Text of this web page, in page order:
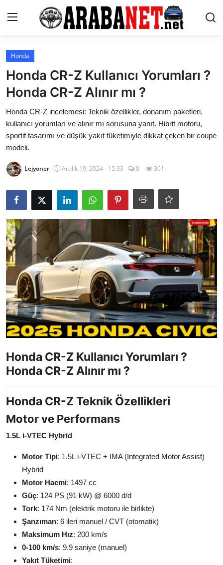
Giriş yapmak
Anasayfa
Araba Markaları
Paketler
Karşılaştırmalar
Kronik Sorunlar
İkinci El & Ekspertiz
Muayene & Emisyon
Trafik Cezaları & Mevzuat
Ehliyet & Ruhsat İşlemleri
Sigorta & Kasko
Honda
Honda CR-Z Kullanıcı Yorumları ?
Honda CR-Z Alınır mı ?
Honda CR-Z incelemesi: Teknik özellikler, donanım paketleri,
kullanıcı yorumları ve alınır mı sorusuna yanıt. Hibrit motoru,
sportif tasarımı ve düşük yakıt tüketimiyle dikkat çeken bir coupe
modeli.
Lejyoner Aralık 19, 2024 - 15:33 0 301
Honda CR-Z Kullanıcı Yorumları ?
Honda CR-Z Alınır mı ?
Honda CR-Z Teknik Özellikleri
Motor ve Performans
1.5L i-VTEC Hybrid
Motor Tipi: 1.5L i-VTEC + IMA (Integrated Motor Assist)
Hybrid
Motor Hacmi: 1497 cc
Güç: 124 PS (91 kW) @ 6000 d/d
Tork: 174 Nm (elektrik motoru ile birlikte)
Şanzıman: 6 ileri manuel / CVT (otomatik)
Maksimum Hız: 200 km/s
0-100 km/s: 9.9 saniye (manuel)
Yakıt Tüketimi: